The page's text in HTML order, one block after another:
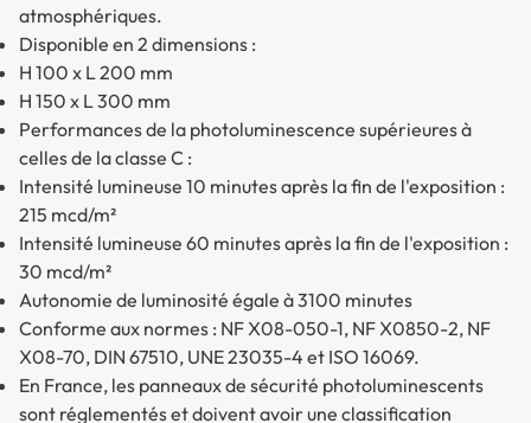
atmosphériques.
Disponible en 2 dimensions :
H 100 x L 200 mm
H 150 x L 300 mm
Performances de la photoluminescence supérieures à
celles de la classe C :
Intensité lumineuse 10 minutes après la fin de l'exposition :
215 mcd/m²
Intensité lumineuse 60 minutes après la fin de l'exposition :
30 mcd/m²
Autonomie de luminosité égale à 3100 minutes
Conforme aux normes : NF X08-050-1, NF X0850-2, NF
X08-70, DIN 67510, UNE 23035-4 et ISO 16069.
En France, les panneaux de sécurité photoluminescents
sont réglementés et doivent avoir une classification